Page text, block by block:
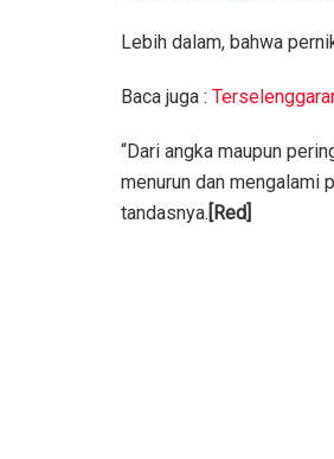
Lebih dalam, bahwa
Baca juga :
“Dari angka maupun
menurun dan mengalami
tandasnya. [Red]